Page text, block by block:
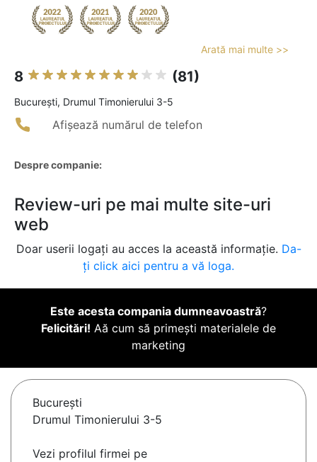
Arată mai multe >>
8 (81)
Bucureşti, Drumul Timonierului 3-5
Afișează numărul de telefon
Despre companie:
Review-uri pe mai multe site-uri
web
Doar userii logați au acces la această informație. Da-
ți click aici pentru a vă loga.
Este acesta compania dumneavoastră?
Felicitări! Aă cum să primești materialele de
marketing
Bucureşti
Drumul Timonierului 3-5
Vezi profilul firmei pe